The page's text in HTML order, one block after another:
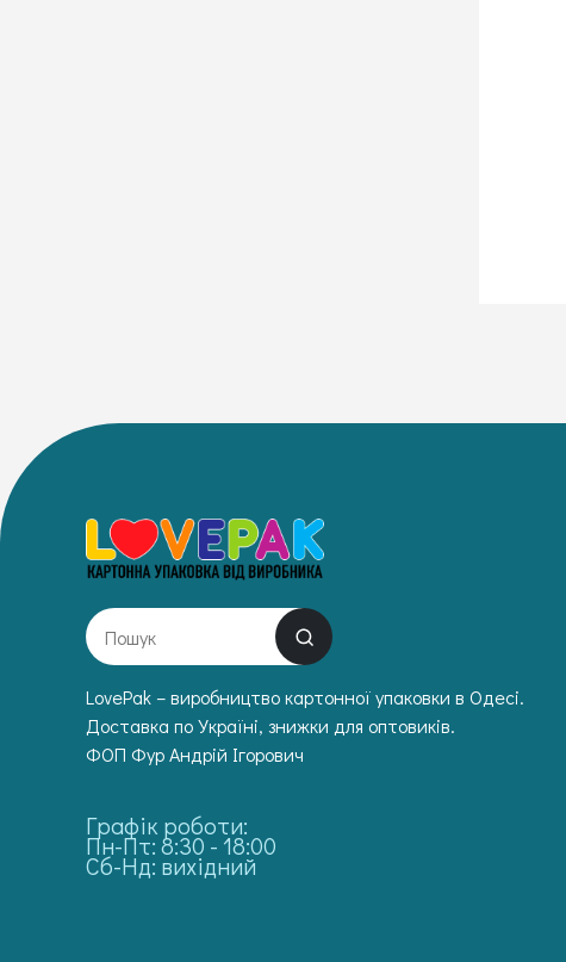
LovePak – виробництво картонної упаковки в Одесі.
Доставка по Україні, знижки для оптовиків.
ФОП Фур Андрій Ігорович
Графік роботи:
Пн-Пт: 8:30 - 18:00
Сб-Нд: вихідний